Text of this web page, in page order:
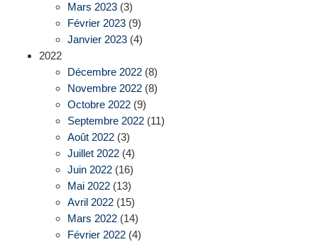
Mars 2023 (3)
Février 2023 (9)
Janvier 2023 (4)
2022
Décembre 2022 (8)
Novembre 2022 (8)
Octobre 2022 (9)
Septembre 2022 (11)
Août 2022 (3)
Juillet 2022 (4)
Juin 2022 (16)
Mai 2022 (13)
Avril 2022 (15)
Mars 2022 (14)
Février 2022 (4)